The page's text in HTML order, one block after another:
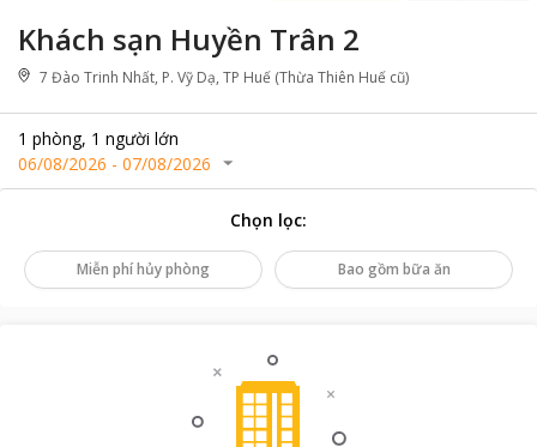
Khách sạn Huyền Trân 2
7 Đào Trinh Nhất, P. Vỹ Dạ, TP Huế (Thừa Thiên Huế cũ)
1 phòng, 1 người lớn
06/08/2026 - 07/08/2026
Chọn lọc:
Miễn phí hủy phòng Bao gồm bữa ăn